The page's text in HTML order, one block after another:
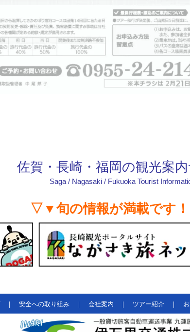
佐賀・長崎・福岡の観光案内
Saga / Nagasaki / Fukuoka Tourist
▽▼旬の情報が満載です
｜ 安全への取り組み ｜ 会社案内 ｜ ツアー紹介 ｜